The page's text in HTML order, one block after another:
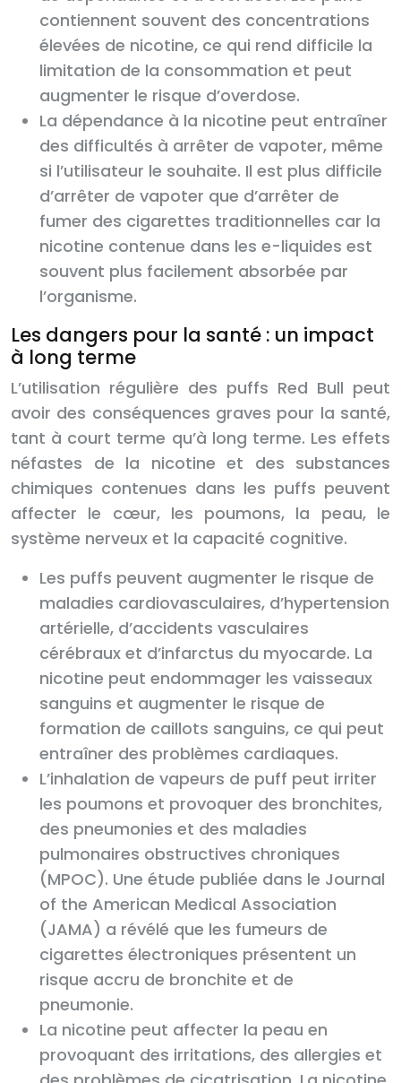
contiennent souvent des concentrations
élevées de nicotine, ce qui rend difficile la
limitation de la consommation et peut
augmenter le risque d’overdose.
La dépendance à la nicotine peut entraîner
des difficultés à arrêter de vapoter, même
si l’utilisateur le souhaite. Il est plus difficile
d’arrêter de vapoter que d’arrêter de
fumer des cigarettes traditionnelles car la
nicotine contenue dans les e-liquides est
souvent plus facilement absorbée par
l’organisme.
Les dangers pour la santé : un impact
à long terme
L’utilisation régulière des puffs Red Bull peut
avoir des conséquences graves pour la santé,
tant à court terme qu’à long terme. Les effets
néfastes de la nicotine et des substances
chimiques contenues dans les puffs peuvent
affecter le cœur, les poumons, la peau, le
système nerveux et la capacité cognitive.
Les puffs peuvent augmenter le risque de
maladies cardiovasculaires, d’hypertension
artérielle, d’accidents vasculaires
cérébraux et d’infarctus du myocarde. La
nicotine peut endommager les vaisseaux
sanguins et augmenter le risque de
formation de caillots sanguins, ce qui peut
entraîner des problèmes cardiaques.
L’inhalation de vapeurs de puff peut irriter
les poumons et provoquer des bronchites,
des pneumonies et des maladies
pulmonaires obstructives chroniques
(MPOC). Une étude publiée dans le Journal
of the American Medical Association
(JAMA) a révélé que les fumeurs de
cigarettes électroniques présentent un
risque accru de bronchite et de
pneumonie.
La nicotine peut affecter la peau en
provoquant des irritations, des allergies et